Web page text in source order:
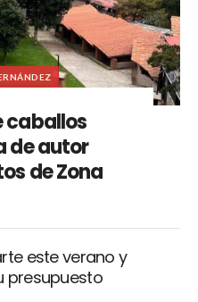
caballos
de autor
de Zona
este verano y
presupuesto